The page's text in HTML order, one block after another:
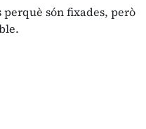
són fixades, però